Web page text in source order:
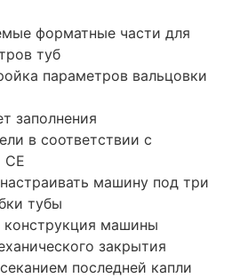
форматные части для
туб
параметров вальцовки
заполнения
в соответствии с
машину под три
тубы
конструкция машины
закрытия
последней капли